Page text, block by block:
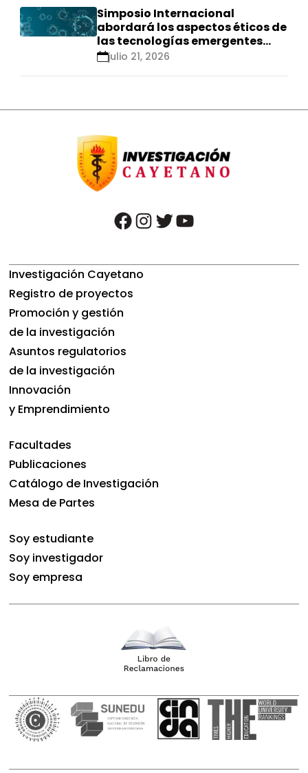
Simposio Internacional
abordará los aspectos éticos de
las tecnologías emergentes
para el control de
julio 21, 2026
facebook instagram twitter youtube
Investigación Cayetano
Registro de proyectos
Promoción y gestión
de la investigación
Asuntos regulatorios
de la investigación
Innovación
y Emprendimiento
Facultades
Publicaciones
Catálogo de Investigación
Mesa de Partes
Soy estudiante
Soy investigador
Soy empresa